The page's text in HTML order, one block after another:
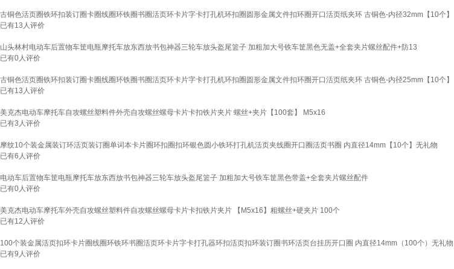
古铜色活页圈铁环扣装订圈卡圈线圈环铁圈书圈活页环卡片字卡打孔机环扣圈圆形金属文件扣环圈开口活页纸夹环 古铜色-内径32mm【10个】
已有13 人评价
山头林村电动车后置物车筐电瓶摩托车放东西放书包神器三轮车放头盔尾篮子 加粗加大号铁车筐黑色无盖+全套夹片螺丝配件+防13
已有0人评价
古铜色活页圈铁环扣装订圈卡圈线圈环铁圈书圈活页环卡片字卡打孔机环扣圈圆形金属文件扣环圈开口活页纸夹环 古铜色-内径25mm【10个】
已有13 人评价
美克杰电动车摩托车自攻螺丝塑料件外壳自攻螺丝螺母卡片卡扣铁片夹片 螺丝+夹片【100套】 M5x16
已有3 人评价
摩纹10个装金属装订环活页装订圈单词本卡片圈环扣圈扣环银色圆小铁环打孔机活页夹线圈开口圈活页书圈 内直径14mm【10个】无礼物
已有6 人评价
电动车后置物车筐电瓶摩托车放东西放书包神器三轮车放头盔尾篮子 加粗加大号铁车筐黑色带盖+全套夹片螺丝配件
已有0人评价
美克杰电动车摩托车外壳自攻螺丝塑料件自攻螺丝螺母卡片卡扣铁片夹片 【M5x16】粗螺丝+硬夹片 100个
已有12 人评价
100个装金属活页扣环卡片圈线圈环铁环书圈活页环卡片字卡打孔器环扣活页扣环装订圈书环活页台挂历开口圈 内直径14mm（100个）无礼物
已有9 人评价